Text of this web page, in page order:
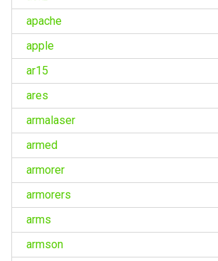
apache
apple
ar15
ares
armalaser
armed
armorer
armorers
arms
armson